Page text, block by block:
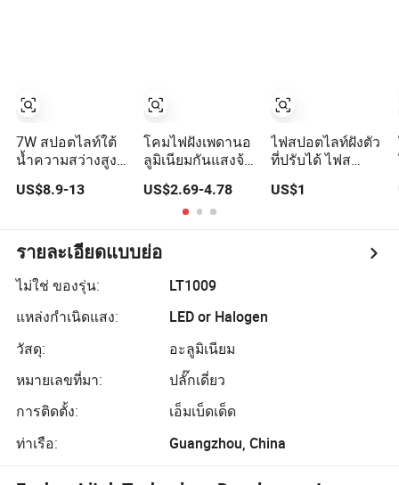
7W สปอตไลท์ใต้
น้ำความสว่างสูง
ปอตไลท์สำหรับ
แสงไฟในตู้ปลา
การตกแต่งสวน
ปอตไลท์สำหรับ
หญ้า
US$8.9-13
โคมไฟฝังเพดานอ
ลูมิเนียมกันแสงจ้า
โรงแรม 3W 5W
9W 15W ส
ปอตไลท์ COB LED
US$2.69-4.78
ไฟสปอตไลท์ฝังตัว
ที่ปรับได้ ไฟส
ขยายได้ ไฟ LED ส
ขยายได้
US$1
รายละเอียดแบบย่อ
ไม่ใช่ ของรุ่น:
LT1009
แหล่งกำเนิดแสง:
LED or Halogen
วัสดุ:
อะลูมิเนียม
หมายเลขที่มา:
ปลั๊กเดี่ยว
การติดตั้ง:
เอ็มเบ็ดเด็ด
ท่าเรือ:
Guangzhou, China